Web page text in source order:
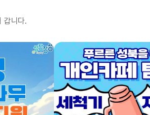
기부하기 더보기
갑니다.